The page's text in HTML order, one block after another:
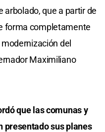
arbolado, que a partir de
forma completamente
del
Maximiliano
que las comunas y
presentado sus planes